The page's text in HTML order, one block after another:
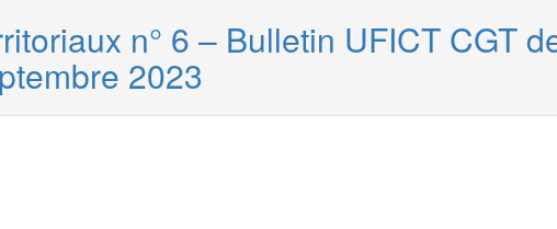
n° 6 – Bulletin UFICT CGT
2023